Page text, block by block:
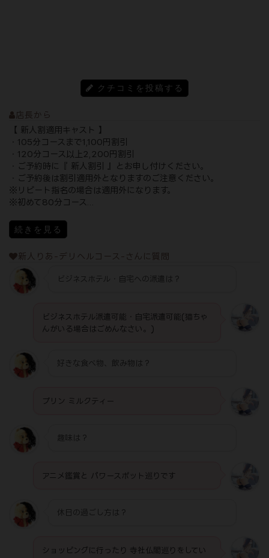
クチコミを投稿する
店長から
【 新人割適用キャスト 】
・105分コースまで1,100円割引
・120分コース以上2,200円割引
・ご予約時に『 新人割引 』とお申し付けください。
・ご予約後は割引適用外となりますのご注意ください。
※リピート指名の場合は適用外になります。
※初めて80分コース...
続きを見る
新人りあ-デリヘルコース-さんに質問
ビジネスホテル・自宅への派遣は？
ビジネスホテル派遣可能・自宅派遣可能(猫ちゃ
んがいる場合はごめんなさい。)
好きな食べ物、飲み物は？
プリン ミルクティー
趣味は？
アニメ鑑賞と パワースポット巡りです
休日の過ごし方は？
ショッピングに行ったり 寺社仏閣巡りをしてい